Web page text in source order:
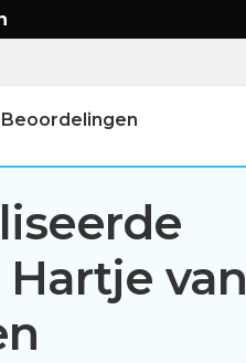
Beoordelingen
van